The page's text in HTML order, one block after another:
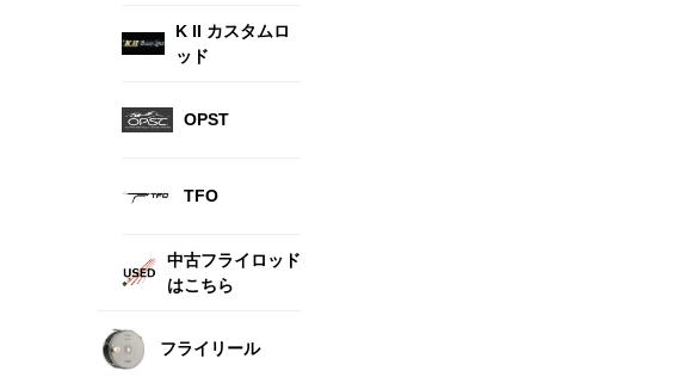
K II カスタムロ
ッド
OPST
TFO
中古フライロッド
はこちら
フライリール